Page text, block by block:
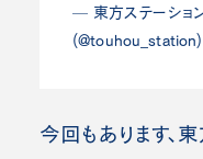
— 東方ステーショ
(@touhou_station)
今回もあります、